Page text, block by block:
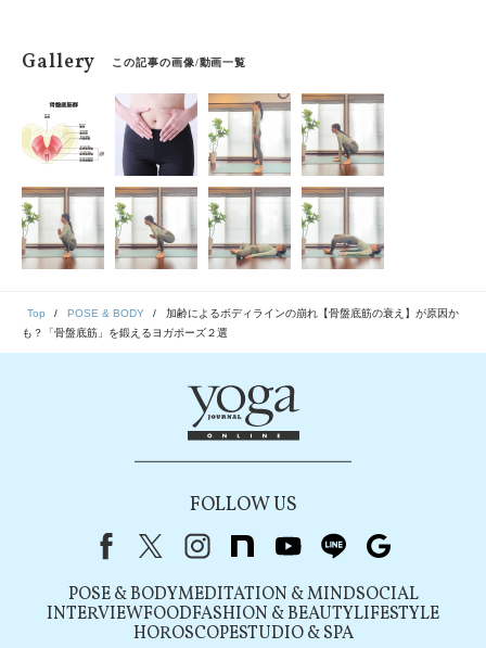
Gallery この記事の画像/動画一覧
Top POSE & BODY
加齢によるボディラインの崩れ【骨盤底筋の衰え】が原因か
も？「骨盤底筋」を鍛えるヨガポーズ２選
FOLLOW US
FacebookX（旧Twitter）
instagram
note youtubeline
POSE & BODYMEDITATION & MINDSOCIAL
INTERVIEWFOODFASHION & BEAUTYLIFESTYLE
HOROSCOPESTUDIO & SPA